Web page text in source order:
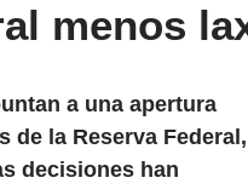
menos
a una apertura
de la Reserva Federal,
decisiones han